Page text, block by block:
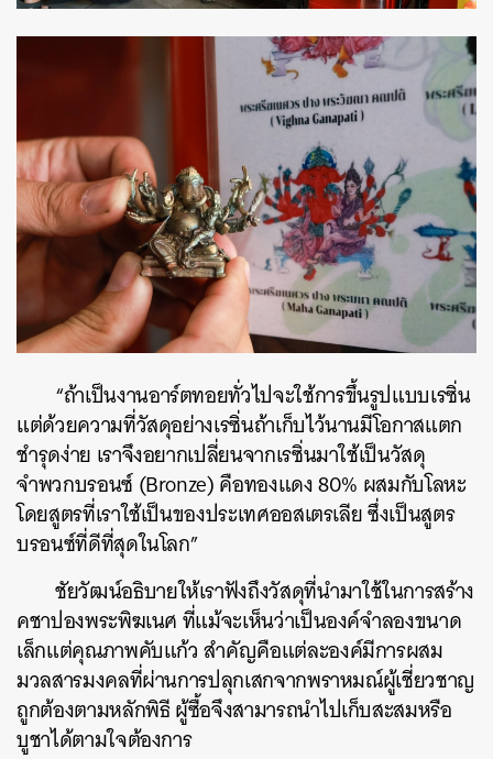
“ถ้าเป็นงานอาร์ตทอยทั่วไปจะใช้การขึ้นรูปแบบเรซิ่น
แต่ด้วยความที่วัสดุอย่างเรซิ่นถ้าเก็บไว้นานมีโอกาสแตก
ชำรุดง่าย เราจึงอยากเปลี่ยนจากเรซิ่นมาใช้เป็นวัสดุ
จำพวกบรอนซ์ (Bronze) คือทองแดง 80% ผสมกับโลหะ
โดยสูตรที่เราใช้เป็นของประเทศออสเตรเลีย ซึ่งเป็นสูตร
บรอนซ์ที่ดีที่สุดในโลก”
ชัยวัฒน์อธิบายให้เราฟังถึงวัสดุที่นำมาใช้ในการสร้าง
คชาปองพระพิฆเนศ ที่แม้จะเห็นว่าเป็นองค์จำลองขนาด
เล็กแต่คุณภาพคับแก้ว สำคัญคือแต่ละองค์มีการผสม
มวลสารมงคลที่ผ่านการปลุกเสกจากพราหมณ์ผู้เชี่ยวชาญ
ถูกต้องตามหลักพิธี ผู้ซื้อจึงสามารถนำไปเก็บสะสมหรือ
บูชาได้ตามใจต้องการ